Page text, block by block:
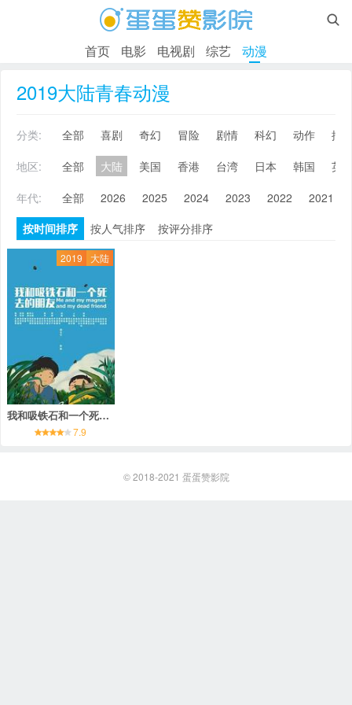

首页 电影 电视剧 综艺 动漫
2019大陆青春动漫
分类: 全部 喜剧 奇幻 冒险 剧情 科幻 动作
搞
地区:
全部 大陆 美国 香港 台湾 日本 韩国
英
年代:
全部 2026 2025 2024 2023 2022 2021
按时间排序
按人气排序 按评分排序
2019 大陆
我和吸铁石和一个死去的朋友
7.9
© 2018-2021 蛋蛋赞影院